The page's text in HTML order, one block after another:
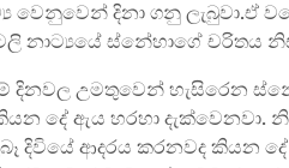
වෙනුවෙන් දිනා ගනු ලැබුවා.ඒ
නාට්‍යයේ ස්නේහාගේ චරිතය
දිනවල උමතුවෙන් හැසිරෙන
දේ ඇය හරහා දැක්වෙනවා.
දිවියේ ආදරය කරනවද කියන